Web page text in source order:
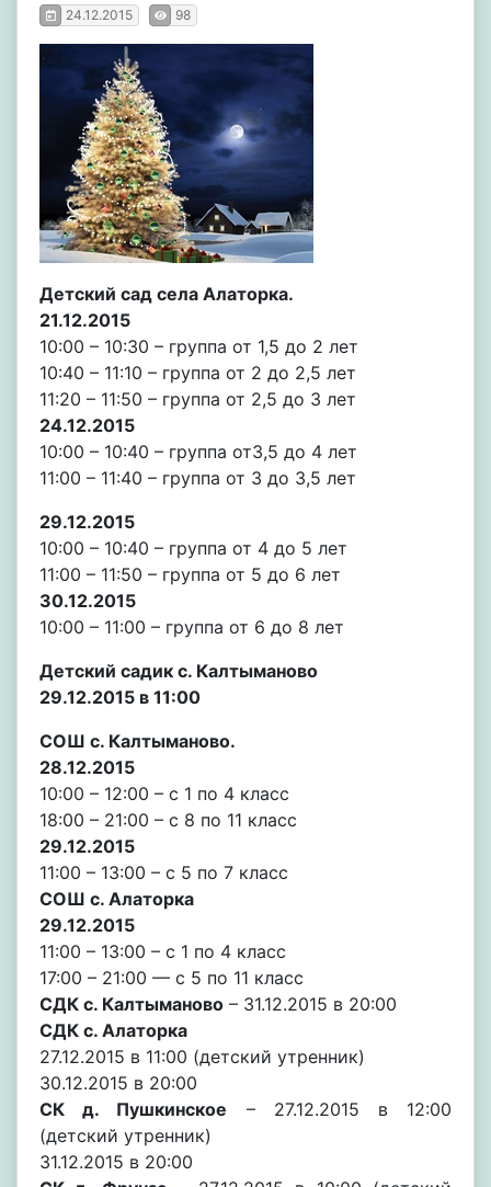
24.12.2015 98
Детский сад села Алаторка.
21.12.2015
10:00 – 10:30 – группа от 1,5 до 2 лет
10:40 – 11:10 – группа от 2 до 2,5 лет
11:20 – 11:50 – группа от 2,5 до 3 лет
24.12.2015
10:00 – 10:40 – группа от3,5 до 4 лет
11:00 – 11:40 – группа от 3 до 3,5 лет
29.12.2015
10:00 – 10:40 – группа от 4 до 5 лет
11:00 – 11:50 – группа от 5 до 6 лет
30.12.2015
10:00 – 11:00 – группа от 6 до 8 лет
Детский садик с. Калтыманово
29.12.2015 в 11:00
СОШ с. Калтыманово.
28.12.2015
10:00 – 12:00 – с 1 по 4 класс
18:00 – 21:00 – с 8 по 11 класс
29.12.2015
11:00 – 13:00 – с 5 по 7 класс
СОШ с. Алаторка
29.12.2015
11:00 – 13:00 – с 1 по 4 класс
17:00 – 21:00 — с 5 по 11 класс
СДК с. Калтыманово – 31.12.2015 в 20:00
СДК с. Алаторка
27.12.2015 в 11:00 (детский утренник)
30.12.2015 в 20:00
СК д. Пушкинское – 27.12.2015 в 12:00
(детский утренник)
31.12.2015 в 20:00